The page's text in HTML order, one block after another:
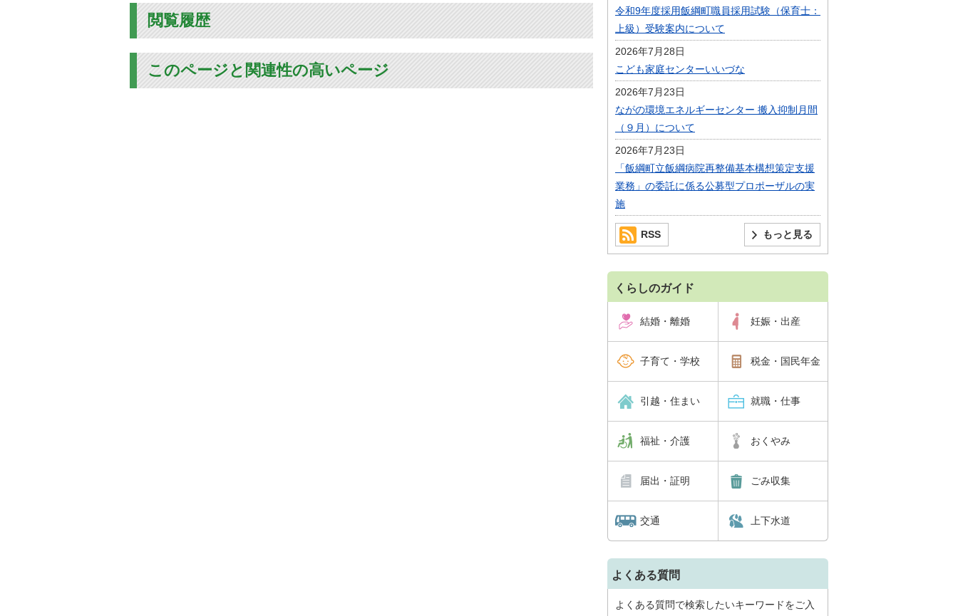
閲覧履歴
このページと関連性の高いページ
令和9年度採用飯綱町職員採用試験（保育士：
上級）受験案内について
2026年7月28日
こども家庭センターいいづな
2026年7月23日
ながの環境エネルギーセンター 搬入抑制月間
（９月）について
2026年7月23日
「飯綱町立飯綱病院再整備基本構想策定支援
業務」の委託に係る公募型プロポーザルの実
施
もっと見る
RSS
くらしのガイド
結婚・離婚 妊娠・出産
子育て・学校 税金・国民年金
引越・住まい 就職・仕事
福祉・介護 おくやみ
届出・証明 ごみ収集
交通 上下水道
よくある質問
よくある質問で検索したいキーワードをご入